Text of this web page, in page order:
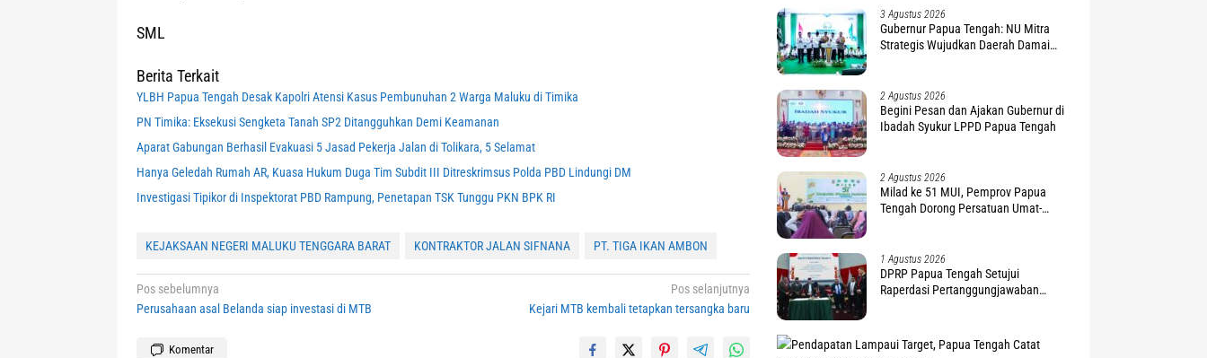
SML
Berita Terkait
YLBH Papua Tengah Desak Kapolri Atensi Kasus Pembunuhan 2 Warga Maluku di Timika
PN Timika: Eksekusi Sengketa Tanah SP2 Ditangguhkan Demi Keamanan
Aparat Gabungan Berhasil Evakuasi 5 Jasad Pekerja Jalan di Tolikara, 5 Selamat
Hanya Geledah Rumah AR, Kuasa Hukum Duga Tim Subdit III Ditreskrimsus Polda PBD Lindungi DM
Investigasi Tipikor di Inspektorat PBD Rampung, Penetapan TSK Tunggu PKN BPK RI
KEJAKSAAN NEGERI MALUKU TENGGARA BARAT KONTRAKTOR JALAN SIFNANA PT. TIGA IKAN AMBON
Navigasi
pos
Pos sebelumnya
Perusahaan asal Belanda siap investasi di MTB
Pos selanjutnya
Kejari MTB kembali tetapkan tersangka baru
Komentar
3 Agustus 2026
Gubernur Papua Tengah: NU Mitra
Strategis Wujudkan Daerah Damai
2 Agustus 2026
Begini Pesan dan Ajakan Gubernur di
Ibadah Syukur LPPD Papua Tengah
2 Agustus 2026
Milad ke 51 MUI, Pemprov Papua
Tengah Dorong Persatuan Umat-
1 Agustus 2026
DPRP Papua Tengah Setujui
Raperdasi Pertanggungjawaban